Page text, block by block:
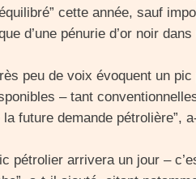
cette année, sauf
d’une pénurie d’or noir
peu de voix évoquent un
– tant
future demande pétrolière”,
pétrolier arrivera un jour –